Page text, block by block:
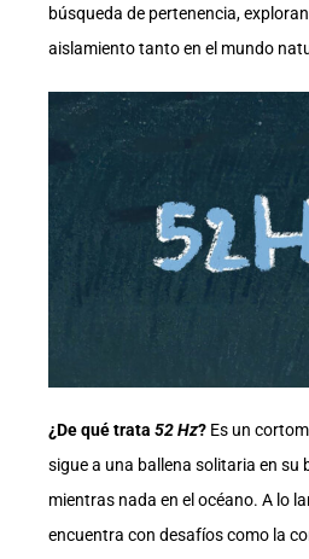
búsqueda de pertenencia,
aislamiento tanto en el mundo
¿De qué trata 52 Hz? Es un
sigue a una ballena solitaria en su
mientras nada en el océano. A lo
encuentra con desafíos como la